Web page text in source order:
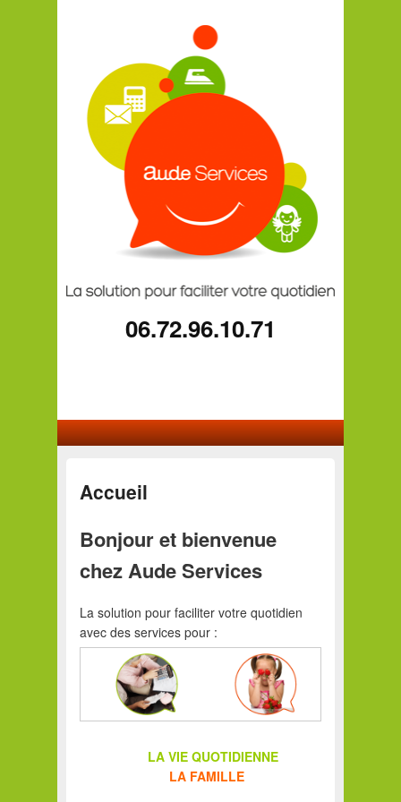
06.72.96.10.71
Menu principal
Aller au contenu principal
Aller au contenu secondaire
Accueil
Bonjour et bienvenue
chez Aude Services
La solution pour faciliter votre quotidien
avec des services pour :
LA VIE QUOTIDIENNE
LA FAMILLE